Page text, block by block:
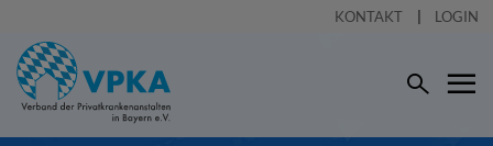
KONTAKT LOGIN